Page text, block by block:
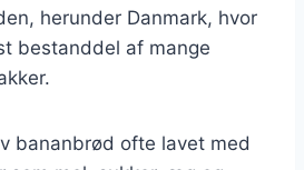
herunder Danmark, hvor
bestanddel af mange
bananbrød ofte lavet med